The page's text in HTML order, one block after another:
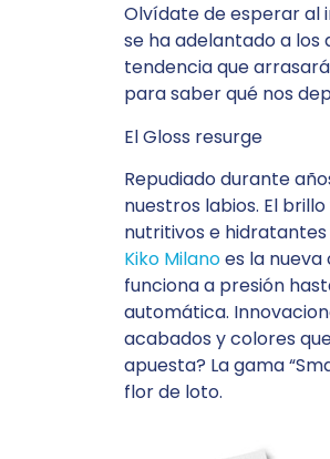
Olvídate de esperar al
se ha adelantado a los
tendencia que
para saber qué nos
El Gloss resurge
Repudiado durante
nuestros labios. El
nutritivos e
Kiko Milanoes la
funciona a presión
automática.
acabados y colores
apuesta? La gama
flor de loto.